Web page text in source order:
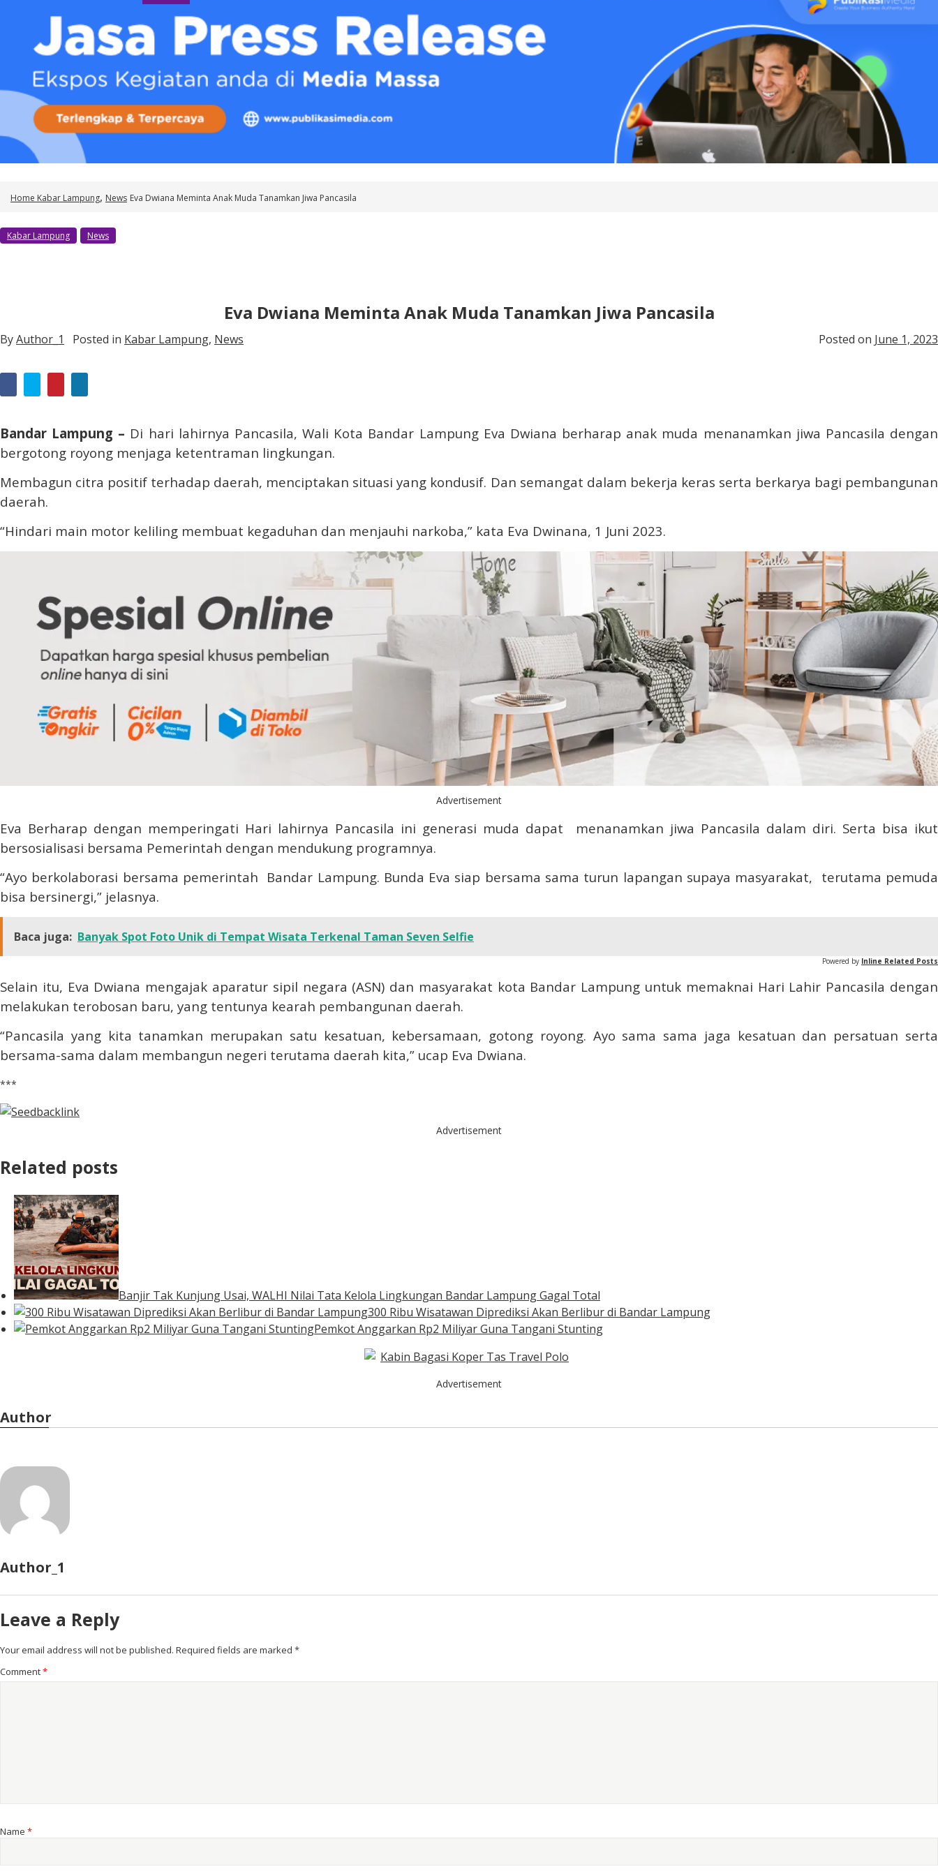
t
Home Kabar Lampung, News Eva Dwiana Meminta Anak Muda Tanamkan Jiwa Pancasila
Kabar Lampung News
Eva Dwiana Meminta Anak Muda Tanamkan Jiwa Pancasila
ByAuthor_1 Posted in Kabar Lampung, News Posted on June 1, 2023
Bandar Lampung – Di hari lahirnya Pancasila, Wali Kota Bandar Lampung Eva Dwiana berharap anak muda menanamkan jiwa Pancasila dengan
bergotong royong menjaga ketentraman lingkungan.
Membagun citra positif terhadap daerah, menciptakan situasi yang kondusif. Dan semangat dalam bekerja keras serta berkarya bagi pembangunan
daerah.
“Hindari main motor keliling membuat kegaduhan dan menjauhi narkoba,” kata Eva Dwinana, 1 Juni 2023.
Advertisement
Eva Berharap dengan memperingati Hari lahirnya Pancasila ini generasi muda dapat menanamkan jiwa Pancasila dalam diri. Serta bisa ikut
bersosialisasi bersama Pemerintah dengan mendukung programnya.
“Ayo berkolaborasi bersama pemerintah Bandar Lampung. Bunda Eva siap bersama sama turun lapangan supaya masyarakat, terutama pemuda
bisa bersinergi,” jelasnya.
Baca juga: Banyak Spot Foto Unik di Tempat Wisata Terkenal Taman Seven Selfie
Powered by Inline Related Posts
Selain itu, Eva Dwiana mengajak aparatur sipil negara (ASN) dan masyarakat kota Bandar Lampung untuk memaknai Hari Lahir Pancasila dengan
melakukan terobosan baru, yang tentunya kearah pembangunan daerah.
“Pancasila yang kita tanamkan merupakan satu kesatuan, kebersamaan, gotong royong. Ayo sama sama jaga kesatuan dan persatuan serta
bersama-sama dalam membangun negeri terutama daerah kita,” ucap Eva Dwiana.
***
Advertisement
Related posts
Banjir Tak Kunjung Usai, WALHI Nilai Tata Kelola Lingkungan Bandar Lampung Gagal Total
300 Ribu Wisatawan Diprediksi Akan Berlibur di Bandar Lampung
Pemkot Anggarkan Rp2 Miliyar Guna Tangani Stunting
Advertisement
Author
Author_1
Leave a Reply
Your email address will not be published. Required fields are marked *
Comment*
Name *